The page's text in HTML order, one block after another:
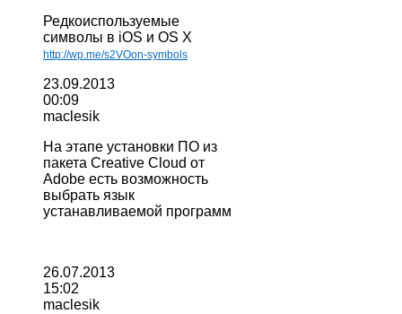
Редкоиспользуемые
символы в iOS и OS X
http://wp.me/s2VOon-symbols
23.09.2013
00:09
maclesik
На этапе установки ПО из
пакета Creative Cloud от
Adobe есть возможность
выбрать язык
устанавливаемой программ
26.07.2013
15:02
maclesik